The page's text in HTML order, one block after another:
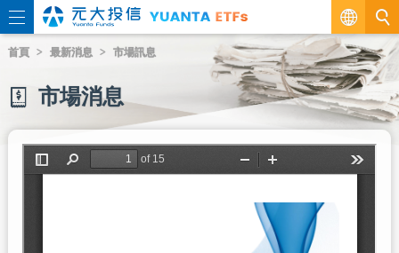
繁
EN
首頁 最新消息 市場訊息
市場消息